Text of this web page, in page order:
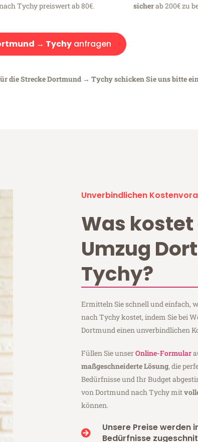
Tychy preiswert ab 80€.
sicherab 200€ zu
→ Tychy anfragen
die Strecke Dortmund → Tychy schicken Sie uns bitte
Unverbindlichen
Was kostet
Umzug
Tychy?
Ermitteln Sie schnell und einfach,
nach Tychy kostet, indem Sie bei
Dortmund einen unverbindlichen
Füllen Sie unserOnline-Formular
maßgeschneiderte Lösung, die
Bedürfnisse und Ihr Budget
von Dortmund nach Tychy mit
können.
Unsere Preise werden
Bedürfnisse